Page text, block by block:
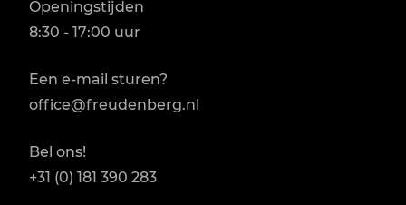
Openingstijden
8:30 - 17:00 uur
Een e-mail sturen?
office@freudenberg.nl
Bel ons!
+31 (0) 181 390 283